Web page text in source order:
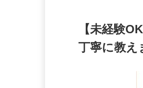
【未経験
丁寧に教え